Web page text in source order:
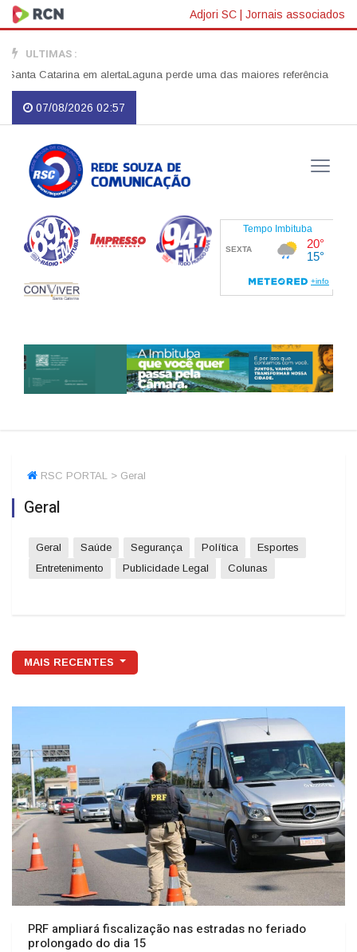
Adjori SC | Jornais associados
ULTIMAS :
em alerta Laguna perde uma das maiores referências do serviço
07/08/2026 02:57
RSC PORTAL > Geral
Geral
Geral Saúde Segurança Política
Esportes
Entretenimento
Publicidade Legal Colunas
MAIS RECENTES
PRF ampliará fiscalização nas estradas no feriado
prolongado do dia 15